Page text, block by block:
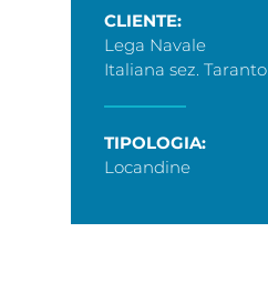
CLIENTE:
Lega Navale
Italiana sez. Taranto
TIPOLOGIA:
Locandine